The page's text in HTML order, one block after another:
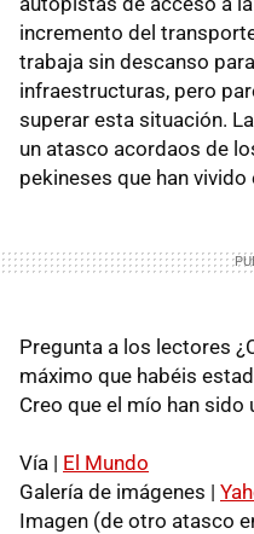
incremento del
trabaja sin descanso
infraestructuras, pero
superar esta situación.
un atasco acordaos de
pekineses que han
Pregunta a los lectores
máximo que habéis
Creo que el mío han sido
Vía | El Mundo
Galería de imágenes |
Imagen (de otro atasco